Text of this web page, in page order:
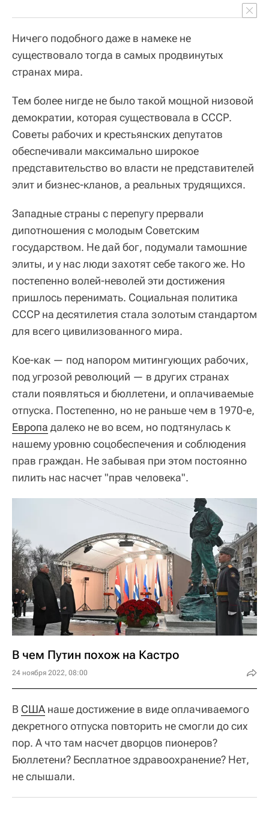
Ничего подобного даже в намеке не
существовало тогда в самых продвинутых
странах мира.
Тем более нигде не было такой мощной низовой
демократии, которая существовала в СССР.
Советы рабочих и крестьянских депутатов
обеспечивали максимально широкое
представительство во власти не представителей
элит и бизнес-кланов, а реальных трудящихся.
Западные страны с перепугу прервали
дипотношения с молодым Советским
государством. Не дай бог, подумали тамошние
элиты, и у нас люди захотят себе такого же. Но
постепенно волей-неволей эти достижения
пришлось перенимать. Социальная политика
СССР на десятилетия стала золотым стандартом
для всего цивилизованного мира.
Кое-как — под напором митингующих рабочих,
под угрозой революций — в других странах
стали появляться и бюллетени, и оплачиваемые
отпуска. Постепенно, но не раньше чем в 1970-е,
Европа далеко не во всем, но подтянулась к
нашему уровню соцобеспечения и соблюдения
прав граждан. Не забывая при этом постоянно
пилить нас насчет "прав человека".
В чем Путин похож на Кастро
24 ноября 2022, 08:00
В США наше достижение в виде оплачиваемого
декретного отпуска повторить не смогли до сих
пор. А что там насчет дворцов пионеров?
Бюллетени? Бесплатное здравоохранение? Нет,
не слышали.